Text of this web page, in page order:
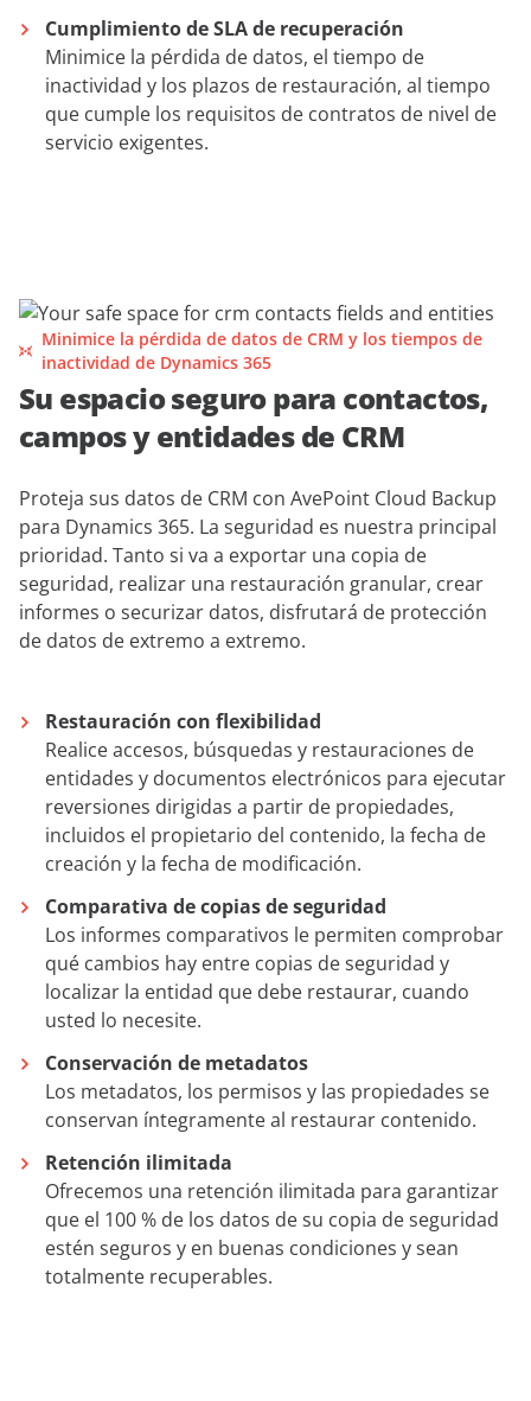
Cumplimiento de SLA de recuperación
Minimice la pérdida de datos, el tiempo de
inactividad y los plazos de restauración, al tiempo
que cumple los requisitos de contratos de nivel de
servicio exigentes.
Minimice la pérdida de datos de CRM y los tiempos de
inactividad de Dynamics 365
Su espacio seguro para contactos,
campos y entidades de CRM
Proteja sus datos de CRM con AvePoint Cloud Backup
para Dynamics 365. La seguridad es nuestra principal
prioridad. Tanto si va a exportar una copia de
seguridad, realizar una restauración granular, crear
informes o securizar datos, disfrutará de protección
de datos de extremo a extremo.
Restauración con flexibilidad
Realice accesos, búsquedas y restauraciones de
entidades y documentos electrónicos para ejecutar
reversiones dirigidas a partir de propiedades,
incluidos el propietario del contenido, la fecha de
creación y la fecha de modificación.
Comparativa de copias de seguridad
Los informes comparativos le permiten comprobar
qué cambios hay entre copias de seguridad y
localizar la entidad que debe restaurar, cuando
usted lo necesite.
Conservación de metadatos
Los metadatos, los permisos y las propiedades se
conservan íntegramente al restaurar contenido.
Retención ilimitada
Ofrecemos una retención ilimitada para garantizar
que el 100 % de los datos de su copia de seguridad
estén seguros y en buenas condiciones y sean
totalmente recuperables.